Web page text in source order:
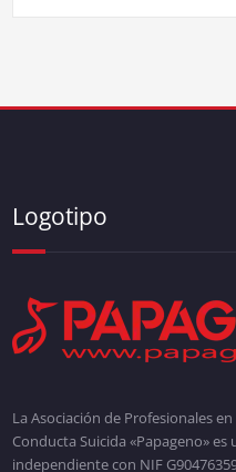
Logotipo
La Asociación de Profesionales
Conducta Suicida «Papageno»
independiente con NIF